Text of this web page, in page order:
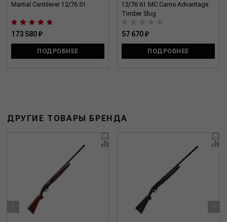
Martial Cantilever 12/76 51
173 580 ₽
ПОДРОБНЕЕ
12/76 61 MC Camo Advantage
Timber Slug
57 670 ₽
ПОДРОБНЕЕ
ДРУГИЕ ТОВАРЫ БРЕНДА
‹ ›